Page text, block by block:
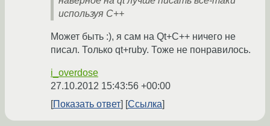
используя C++
Может быть :), я сам на Qt+C++ ничего не
писал. Только qt+ruby. Тоже не понравилось.
i_overdose
27.10.2012 15:43:56 +00:00
Показать ответ
Ссылка